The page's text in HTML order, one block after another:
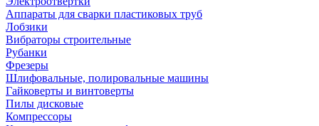
Аппараты для сварки пластиковых труб
Лобзики
Вибраторы строительные
Рубанки
Фрезеры
Шлифовальные, полировальные машины
Гайковерты и винтоверты
Пилы дисковые
Компрессоры